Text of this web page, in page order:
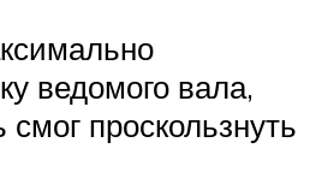
ведомого вала,
проскользнуть